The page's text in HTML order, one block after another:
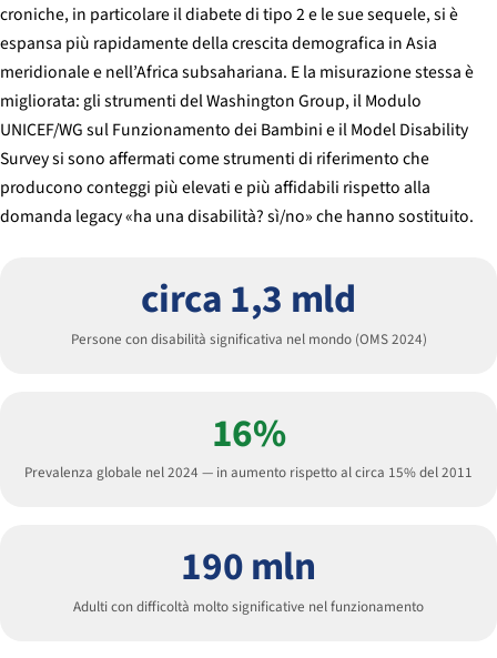
croniche, in particolare il diabete di tipo 2 e le sue sequele, si è
espansa più rapidamente della crescita demografica in Asia
meridionale e nell’Africa subsahariana. E la misurazione stessa è
migliorata: gli strumenti del Washington Group, il Modulo
UNICEF/WG sul Funzionamento dei Bambini e il Model Disability
Survey si sono affermati come strumenti di riferimento che
producono conteggi più elevati e più affidabili rispetto alla
domanda legacy «ha una disabilità? sì/no» che hanno sostituito.
circa 1,3 mld
Persone con disabilità significativa nel mondo (OMS 2024)
16%
Prevalenza globale nel 2024 — in aumento rispetto al circa 15% del 2011
190 mln
Adulti con difficoltà molto significative nel funzionamento